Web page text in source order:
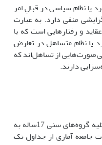
یا نظام سیاسى در قبالِ امر
منفى دارد. به عبارت
و رفتارهایى است که با
یا نظام متساهل در تعارض
صورت‌هایى از تساهل‌اند که
دارند.
جمعیت آمارى این طرح پژوهشى، کلیه گروه‌هاى سنى 17ساله به
جامعه آمارى از جداول تک